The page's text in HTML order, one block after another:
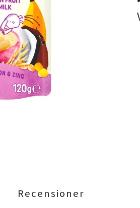
Recensioner